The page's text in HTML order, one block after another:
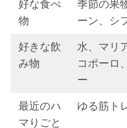
好な食べ
物
季節の果
ーン、シ
好きな飲
み物
水、マリ
コポーロ
ー
最近のハ
マりごと
ゆる筋ト